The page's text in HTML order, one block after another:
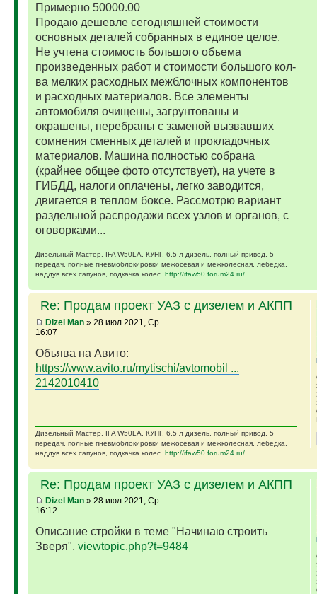
Примерно 50000.00
Продаю дешевле сегодняшней стоимости
основных деталей собранных в единое целое.
Не учтена стоимость большого объема
произведенных работ и стоимости большого кол-
ва мелких расходных межблочных компонентов
и расходных материалов. Все элементы
автомобиля очищены, загрунтованы и
окрашены, перебраны с заменой вызвавших
сомнения сменных деталей и прокладочных
материалов. Машина полностью собрана
(крайнее общее фото отсутствует), на учете в
ГИБДД, налоги оплачены, легко заводится,
двигается в теплом боксе. Рассмотрю вариант
раздельной распродажи всех узлов и органов, с
оговорками...
Дизельный Мастер. IFA W50LA, КУНГ, 6,5 л дизель, полный привод, 5
передач, полные пневмоблокировки межосевая и межколесная, лебедка,
наддув всех сапунов, подкачка колес. http://ifaw50.forum24.ru/
Re: Продам проект УАЗ с дизелем и АКПП
Dizel Man» 28 июл 2021, Ср
16:07
Объява на Авито:
https://www.avito.ru/mytischi/avtomobil ...
2142010410
Дизельный Мастер. IFA W50LA, КУНГ, 6,5 л дизель, полный привод, 5
передач, полные пневмоблокировки межосевая и межколесная, лебедка,
наддув всех сапунов, подкачка колес. http://ifaw50.forum24.ru/
Re: Продам проект УАЗ с дизелем и АКПП
Dizel Man» 28 июл 2021, Ср
16:12
Описание стройки в теме "Начинаю строить
Зверя". viewtopic.php?t=9484